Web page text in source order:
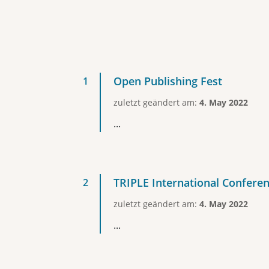
Open Publishing Fest
zuletzt geändert am: 4. May 2022
...
TRIPLE International
zuletzt geändert am: 4. May 2022
...